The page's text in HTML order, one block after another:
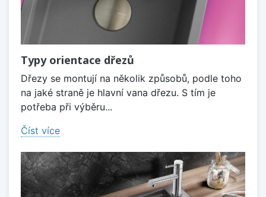
Typy orientace dřezů
Dřezy se montují na několik způsobů, podle toho
na jaké straně je hlavní vana dřezu. S tím je
potřeba při výběru...
Číst více